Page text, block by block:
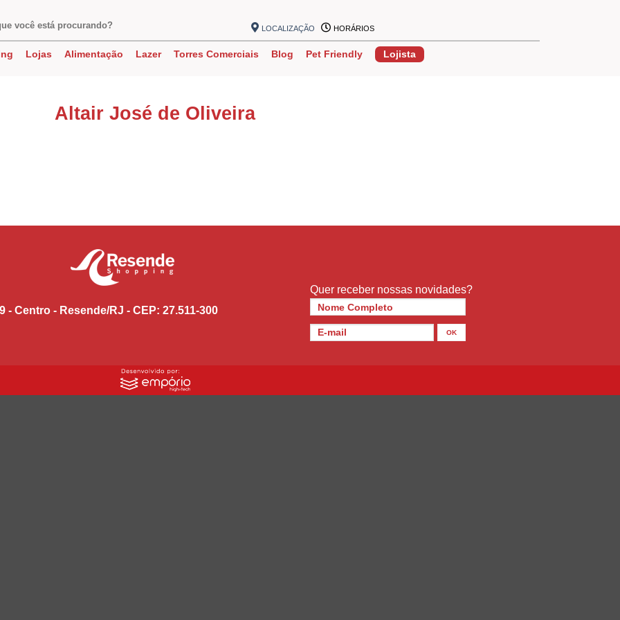
LOCALIZAÇÃO HORÁRIOS
Lojas Alimentação Lazer Torres Comerciais Blog Pet Friendly Lojista
Altair José de Oliveira
- Centro - Resende/RJ - CEP: 27.511-300
Quer receber nossas novidades?